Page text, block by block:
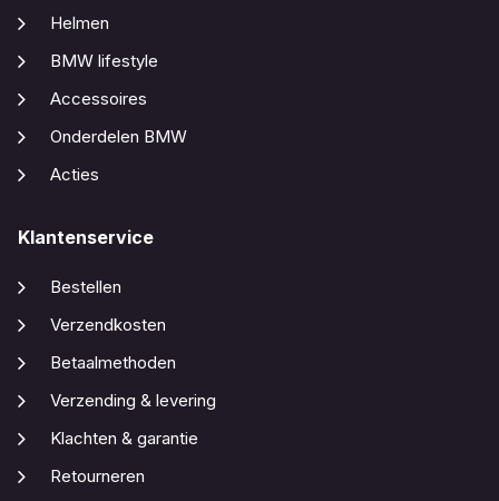
Helmen
BMW lifestyle
Accessoires
Onderdelen BMW
Acties
Klantenservice
Bestellen
Verzendkosten
Betaalmethoden
Verzending & levering
Klachten & garantie
Retourneren